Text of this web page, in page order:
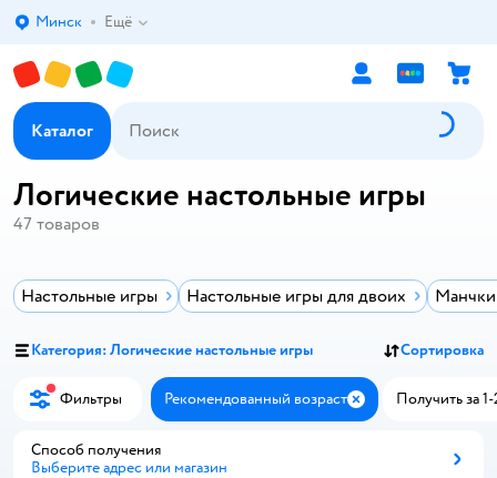
Выбор адреса доставки.
Минск Ещё
Каталог
Логические настольные игры
47 товаров
Настольные игры Настольные игры для двоих
Категория: Логические настольные игры Сортировка
Фильтры Рекомендованный возраст ЗакрытьПолучить за 1-
Способ получения
Выберите адрес или магазин